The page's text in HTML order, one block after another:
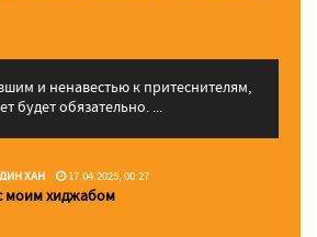
и ненавестью к притеснителям,
будет обязательно. ...
ХАН 17.04.2025, 00:27
моим хиджабом